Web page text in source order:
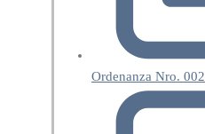
Ordenanza Nro. 002